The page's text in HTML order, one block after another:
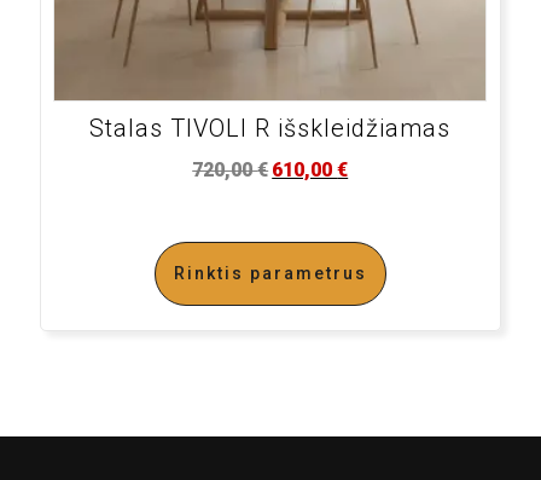
Stalas TIVOLI R išskleidžiamas
720,00€610,00€
Rinktis parametrus